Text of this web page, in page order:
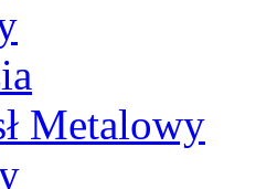
Metalowy